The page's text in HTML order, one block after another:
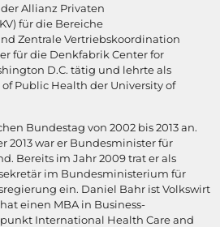
Allianz Privaten
für die Bereiche
Zentrale Vertriebskoordination
für die Denkfabrik Center for
D.C. tätig und lehrte als
Public Health der University of
Bundestag von 2002 bis 2013 an.
2013 war er Bundesminister für
Bereits im Jahr 2009 trat er als
im Bundesministerium für
ein. Daniel Bahr ist Volkswirt
einen MBA in Business-
International Health Care and